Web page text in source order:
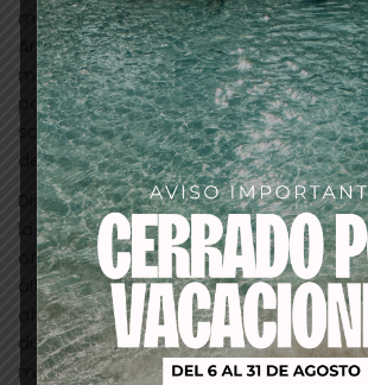
mundo del afeitado, diseñada y
Artero. La Shaver Sharp es mucho más
máquina de afeitar; es una
potencia, durabilidad y comodidad,
satisfacer las necesidades tanto de
de profesionales de la barbería.
Disponible en dos elegantes colores,
la Shaver Sharp es una afeitadora
ofrece un rendimiento excepcional.
alta velocidad de 7800 rpm +/- 200
afeitado rápido y preciso en cualquier
durabilidad excepcional asegura un
mientras que su tiempo de carga